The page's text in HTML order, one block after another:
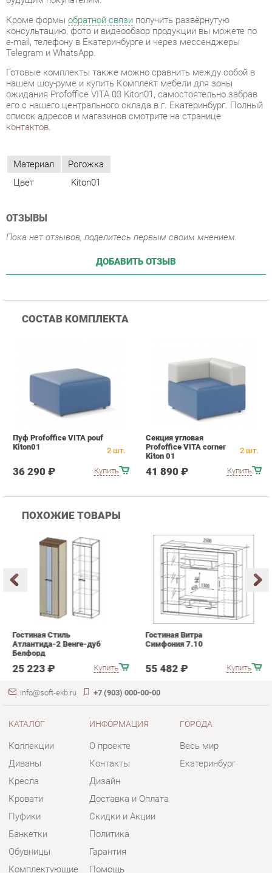
Готовые комплекты также можно сравнить между собой в
нашем шоу-руме и купить Комплект мебели для зоны
ожидания Profoffice VITA 03 Kiton01, самостоятельно забрав
его с нашего центрального склада в г. Екатеринбург. Полный
список адресов и магазинов смотрите на странице
контактов.
Материал
Рогожка
Цвет
Kiton01
Пока нет отзывов, поделитесь первым своим мнением.
ДОБАВИТЬ ОТЗЫВ
СОСТАВ КОМПЛЕКТА
Купить
Profoffice VITA corner 2 шт.
Купить
Гостиная Стиль
Атлантида-2 Венге-дуб
25 223 ₽ Купить
Гостиная Витра
Симфония 7.10
55 482 ₽
КАТАЛОГ
Коллекции
Диваны
Кресла
Кровати
Пуфики
Комплектующие
Контакты
Дизайн
Доставка и Оплата
Скидки и Акции
Гарантия
ГОРОДА
Екатеринбург
КОНТАКТЫ
Шоурум и склад самовывоза
Адрес: г. Екатеринбург, пер.
Базовый, 47